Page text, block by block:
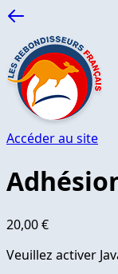
Accéder au site
20,00 €
Veuillez activer